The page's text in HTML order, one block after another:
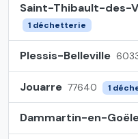
Saint-Thibault-des-
1 déchetterie
Plessis-Belleville
Jouarre 77640 1
Dammartin-en-